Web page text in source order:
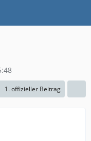
1. offizieller Beitrag